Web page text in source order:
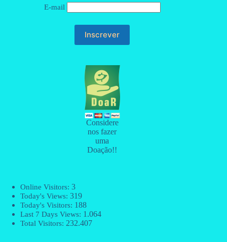
E-mail
Considere
nos fazer
uma
Doação!!
Online Visitors: 3
Today's Views: 319
Today's Visitors: 188
Last 7 Days Views: 1.064
Total Visitors: 232.407